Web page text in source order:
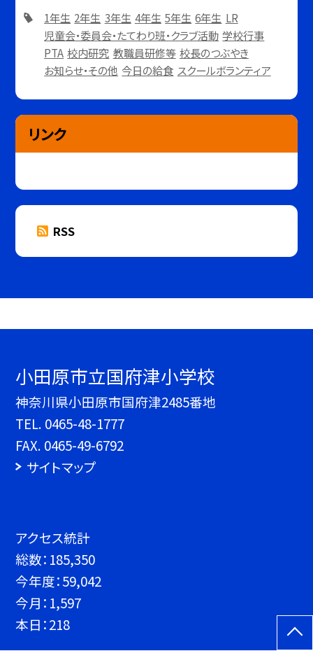
1年生 2年生 3年生 4年生 5年生 6年生 LR
児童会・委員会・たてわり班・クラブ活動 学校行事
PTA 校内研究 教職員研修等 校長のつぶやき
お知らせ・その他 今日の給食 スクールボランティア
リンク
RSS
小田原市立国府津小学校
神奈川県小田原市国府津2485番地
TEL. 0465-48-1777
FAX. 0465-49-6792
サイトマップ
アクセス統計
総数： 185,350
今年度：59,042
今月： 1,597
本日：218